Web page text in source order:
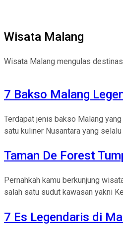
Wisata Malang
Wisata Malang mengulas
7 Bakso Malang
Terdapat jenis bakso Malang
satu kuliner Nusantara yang selalu
Taman De Forest
Pernahkah kamu berkunjung
salah satu sudut kawasan yakni
7 Es Legendaris di